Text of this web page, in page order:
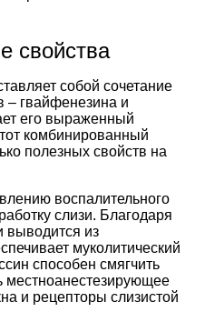
свойства
собой сочетание
– гвайфенезина и
его выраженный
комбинированный
полезных свойств на
воспалительного
слизи. Благодаря
выводится из
муколитический
способен смягчить
местноанестезирующее
и рецепторы слизистой